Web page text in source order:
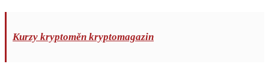
Kurzy kryptoměn kryptomagazin